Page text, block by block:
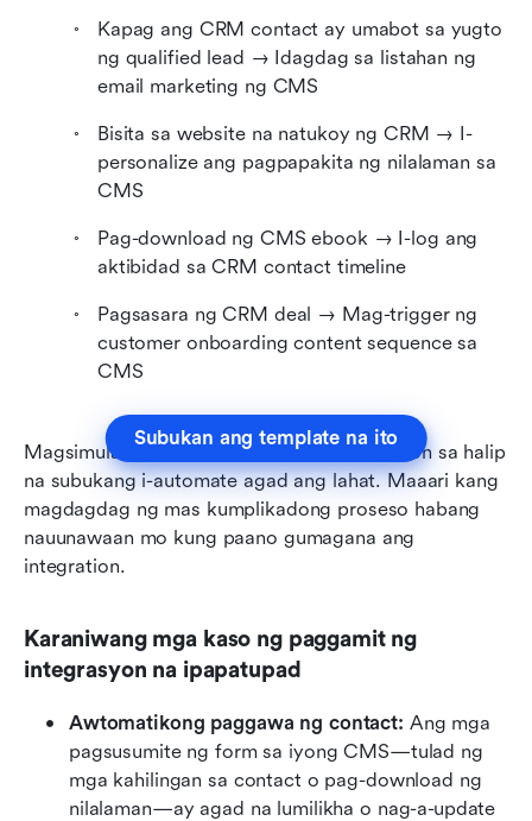
Kapag ang CRM contact ay umabot sa yugto
ng qualified lead → Idagdag sa listahan ng
email marketing ng CMS
Bisita sa website na natukoy ng CRM → I-
personalize ang pagpapakita ng nilalaman sa
CMS
Pag-download ng CMS ebook → I-log ang
aktibidad sa CRM contact timeline
Pagsasara ng CRM deal → Mag-trigger ng
customer onboarding content sequence sa
CMS
Subukan ang template na ito
Magsimula sa mga mahahalagang automation sa halip
na subukang i-automate agad ang lahat. Maaari kang
magdagdag ng mas kumplikadong proseso habang
nauunawaan mo kung paano gumagana ang
integration.
Karaniwang mga kaso ng paggamit ng
integrasyon na ipapatupad
Awtomatikong paggawa ng contact: Ang mga
pagsusumite ng form sa iyong CMS—tulad ng
mga kahilingan sa contact o pag-download ng
nilalaman—ay agad na lumilikha o nag-a-update